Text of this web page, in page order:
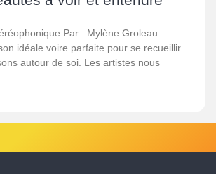
Par : Mylène Groleau
idéale voire parfaite pour se recueillir
autour de soi. Les artistes nous